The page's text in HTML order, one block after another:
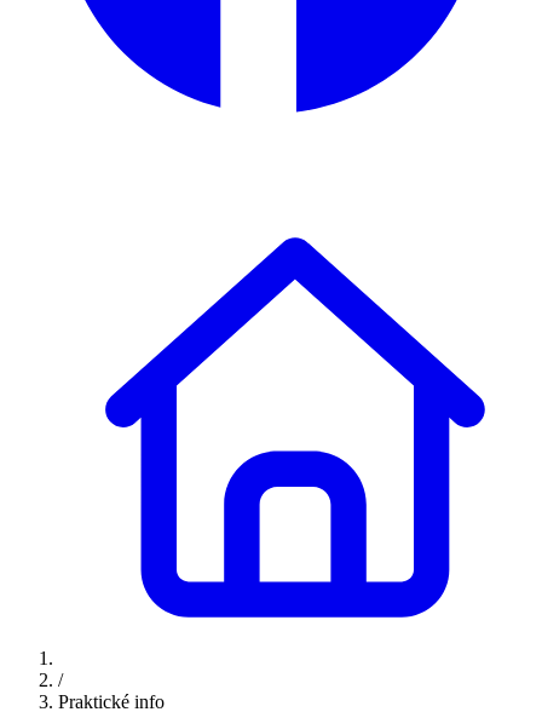
/
Praktické info